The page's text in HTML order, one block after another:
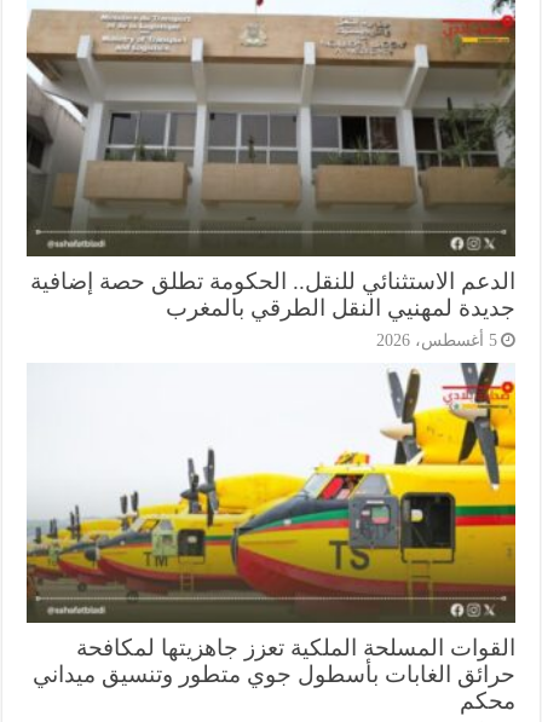
الاستثنائي للنقل.. الحكومة تطلق حصة إضافية
لمهنيي النقل الطرقي بالمغرب
المسلحة الملكية تعزز جاهزيتها لمكافحة
الغابات بأسطول جوي متطور وتنسيق ميداني